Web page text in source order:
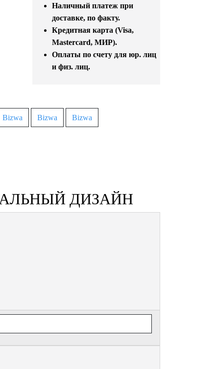
Наличный платеж при
доставке, по факту.
Кредитная карта (Visa,
Mastercard, МИР).
Оплаты по счету для юр. лиц
и физ. лиц.
Bizwa Bizwa Bizwa
ДИЗАЙН